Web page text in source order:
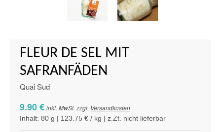
FLEUR DE SEL MIT
SAFRANFÄDEN
Quai Sud
9.90 € inkl. MwSt. zzgl. Versandkosten
Inhalt: 80 g | 123.75 € / kg | z.Zt. nicht lieferbar